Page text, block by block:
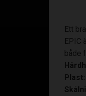
Ett
EPIC
både
Plast: